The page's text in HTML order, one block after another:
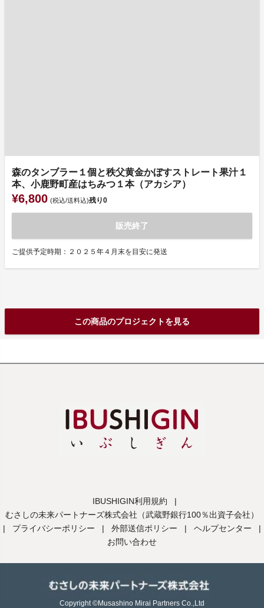
森のタンブラー１個と秩父黄金かぼすストレート果汁１
本、小鹿野町産はちみつ１本（アカシア）
¥6,800 (税込/送料込)残り0
販売終了
ご提供予定時期：２０２５年４月末を目安に発送
この商品のプロジェクトを見る
IBUSHIGIN利用規約
|
むさしの未来パートナーズ株式会社（武蔵野銀行100％出資子会社）
|
プライバシーポリシー | 外部送信ポリシー | ヘルプセンター
|
お問い合わせ
Copyright ©Musashino Mirai Partners Co.,Ltd